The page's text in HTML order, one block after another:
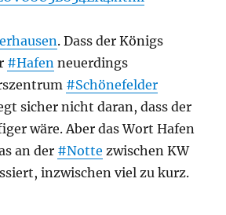
. Dass der Königs
#Hafen neuerdings
#Schönefelder
sicher nicht daran, dass der
wäre. Aber das Wort Hafen
an der #Notte zwischen KW
inzwischen viel zu kurz.